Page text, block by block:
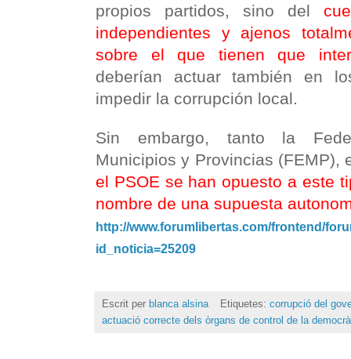
propios partidos, sino del
independientes y ajenos
sobre el que tienen que
deberían actuar también en
impedir la corrupción local.
Sin embargo, tanto la
Municipios y Provincias (FEMP),
el PSOE se han opuesto a este
nombre de una supuesta
http://www.forumlibertas.com/frontend/
id_noticia=25209
Escrit per blanca alsina Etiquetes: corrupció del
actuació correcte dels òrgans de control de la